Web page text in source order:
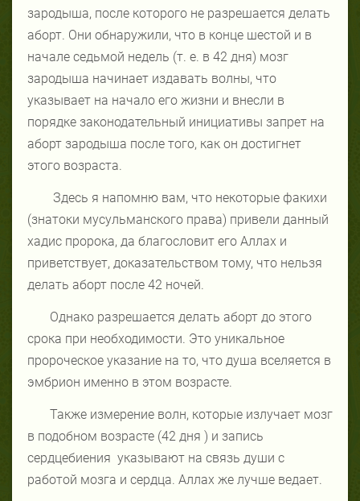
зародыша, после которого не разрешается делать
аборт. Они обнаружили, что в конце шестой и в
начале седьмой недель (т. е. в 42 дня) мозг
зародыша начинает издавать волны, что
указывает на начало его жизни и внесли в
порядке законодательный инициативы запрет на
аборт зародыша после того, как он достигнет
этого возраста.
Здесь я напомню вам, что некоторые факихи
(знатоки мусульманского права) привели данный
хадис пророка, да благословит его Аллах и
приветствует, доказательством тому, что нельзя
делать аборт после 42 ночей.
Однако разрешается делать аборт до этого
срока при необходимости. Это уникальное
пророческое указание на то, что душа вселяется в
эмбрион именно в этом возрасте.
Также измерение волн, которые излучает мозг
в подобном возрасте (42 дня ) и запись
сердцебиения указывают на связь души с
работой мозга и сердца. Аллах же лучше ведает.